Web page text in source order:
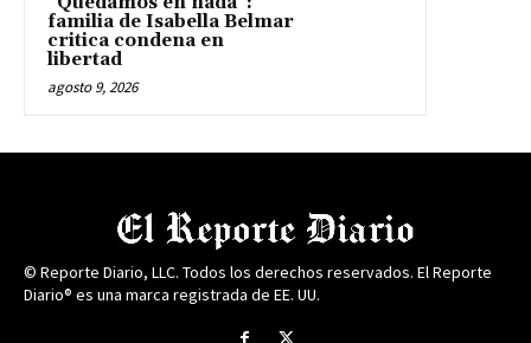
familia de Isabella Belmar
critica condena en
libertad
agosto 9, 2026
© Reporte Diario, LLC. Todos los derechos reservados. El Reporte
Diario® es una marca registrada de EE. UU.